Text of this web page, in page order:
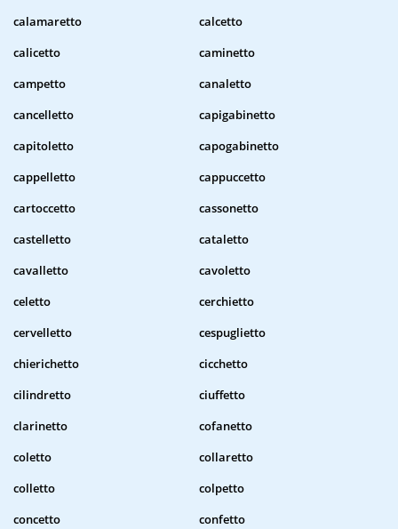
calamaretto
calcetto
calicetto
caminetto
campetto
canaletto
cancelletto
capigabinetto
capitoletto
capogabinetto
cappelletto
cappuccetto
cartoccetto
cassonetto
castelletto
cataletto
cavalletto
cavoletto
celetto
cerchietto
cervelletto
cespuglietto
chierichetto
cicchetto
cilindretto
ciuffetto
clarinetto
cofanetto
coletto
collaretto
colletto
colpetto
concetto
confetto